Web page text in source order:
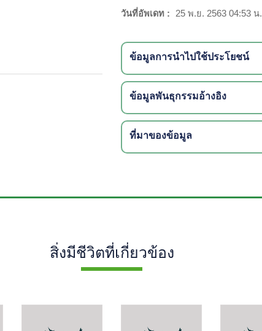
วันที่อัพเดท : 25 พ.ย. 2563 04:53 น.
ข้อมูลการนำไปใช้ประโยชน์
ข้อมูลพันธุกรรมอ้างอิง
ที่มาของข้อมูล
สิ่งมีชีวิตที่เกี่ยวข้อง